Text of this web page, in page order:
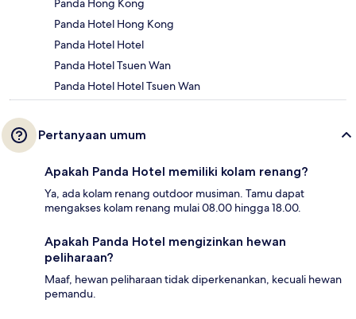
Panda Hong Kong
Panda Hotel Hong Kong
Panda Hotel Hotel
Panda Hotel Tsuen Wan
Panda Hotel Hotel Tsuen Wan
Pertanyaan umum
Apakah Panda Hotel memiliki kolam renang?
Ya, ada kolam renang outdoor musiman. Tamu dapat
mengakses kolam renang mulai 08.00 hingga 18.00.
Apakah Panda Hotel mengizinkan hewan
peliharaan?
Maaf, hewan peliharaan tidak diperkenankan, kecuali hewan
pemandu.